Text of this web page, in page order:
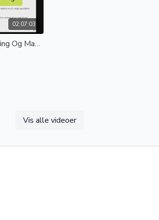
Vis alle videoer
02:07:03
Online Foredrag • Ernæring Og Mad Til Muskelvækst Og Styrketræning